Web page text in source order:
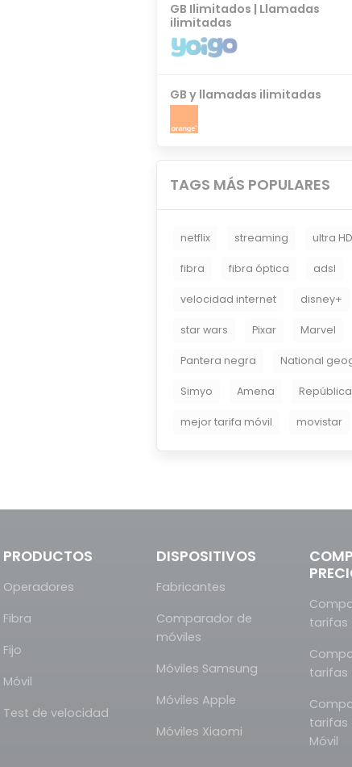
GB Ilimitados | Llamadas
ilimitadas
GB y llamadas ilimitadas
TAGS MÁS POPULARES
netflix streaming ultra HD
fibra fibra óptica adsl
velocidad internet disney+
star wars Pixar Marvel
Pantera negra National
Simyo Amena
mejor tarifa móvil movistar
PRODUCTOS
Operadores
Fibra
Fijo
Móvil
Test de velocidad
DISPOSITIVOS
Fabricantes
Comparador de
móviles
Móviles Samsung
Móviles Apple
Móviles Xiaomi
tarifas
tarifas
tarifas
Móvil